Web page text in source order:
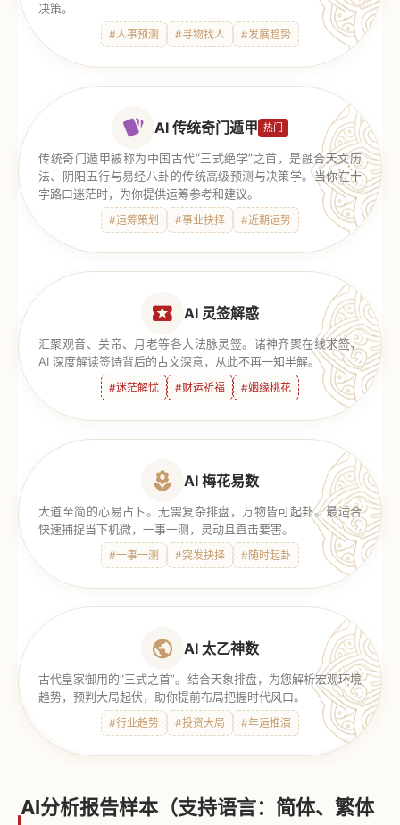
决策。
#人事预测 #寻物找人 #发展趋势
AI 传统奇门遁甲 热门
传统奇门遁甲被称为中国古代“三式绝学”之首，是融合天文历
法、阴阳五行与易经八卦的传统高级预测与决策学。当你在十
字路口迷茫时，为你提供运筹参考和建议。
#运筹策划 #事业抉择 #近期运势
AI 灵签解惑
汇聚观音、关帝、月老等各大法脉灵签。诸神齐聚在线求签，
AI 深度解读签诗背后的古文深意，从此不再一知半解。
#迷茫解忧 #财运祈福 #姻缘桃花
AI 梅花易数
大道至简的心易占卜。无需复杂排盘，万物皆可起卦。最适合
快速捕捉当下机微，一事一测，灵动且直击要害。
#一事一测 #突发抉择 #随时起卦
AI 太乙神数
古代皇家御用的“三式之首”。结合天象排盘，为您解析宏观环境
趋势，预判大局起伏，助你提前布局把握时代风口。
#行业趋势 #投资大局 #年运推演
AI分析报告样本（支持语言：简体、繁体